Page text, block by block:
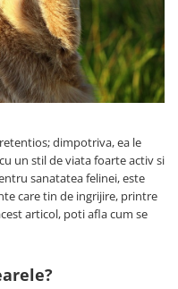
dimpotriva, ea le
un stil de viata foarte activ si
sanatatea felinei, este
care tin de ingrijire, printre
articol, poti afla cum se